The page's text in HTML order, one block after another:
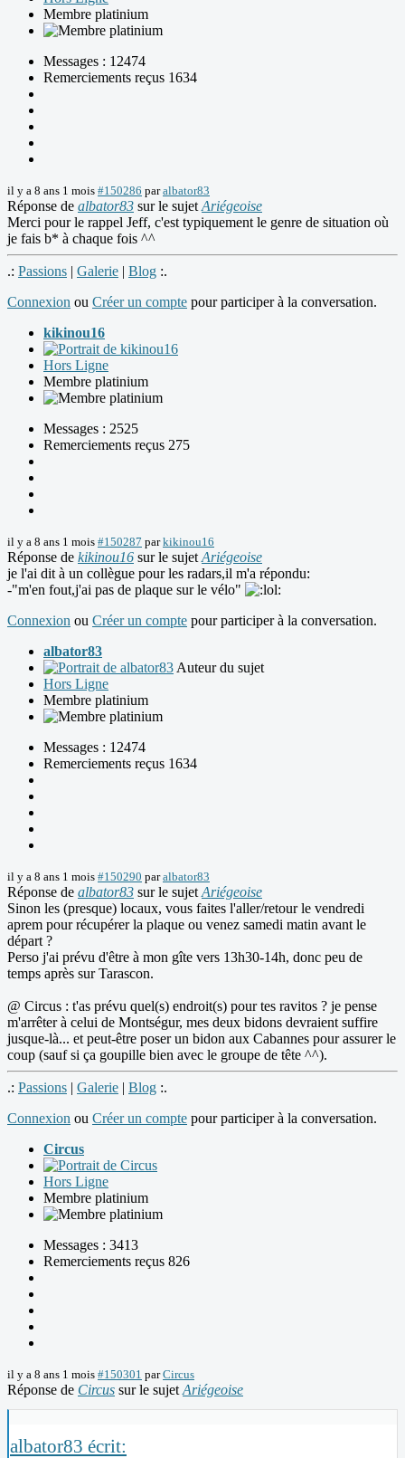
Membre platinium
Messages : 12474
Remerciements reçus 1634
il y a 8 ans 1 mois #150286 paralbator83
Réponse de albator83 sur le sujet Ariégeoise
Merci pour le rappel Jeff, c'est typiquement le genre de situation où
je fais b* à chaque fois ^^
.: Passions | Galerie | Blog :.
Connexion ou Créer un compte pour participer à la conversation.
kikinou16
Hors Ligne
Membre platinium
Messages : 2525
Remerciements reçus 275
il y a 8 ans 1 mois #150287 parkikinou16
Réponse de kikinou16 sur le sujet Ariégeoise
je l'ai dit à un collègue pour les radars,il m'a répondu:
-"m'en fout,j'ai pas de plaque sur le vélo"
Connexion ou Créer un compte pour participer à la conversation.
albator83
Auteur du sujet
Hors Ligne
Membre platinium
Messages : 12474
Remerciements reçus 1634
il y a 8 ans 1 mois #150290 paralbator83
Réponse de albator83 sur le sujet Ariégeoise
Sinon les (presque) locaux, vous faites l'aller/retour le vendredi
aprem pour récupérer la plaque ou venez samedi matin avant le
départ ?
Perso j'ai prévu d'être à mon gîte vers 13h30-14h, donc peu de
temps après sur Tarascon.
@ Circus : t'as prévu quel(s) endroit(s) pour tes ravitos ? je pense
m'arrêter à celui de Montségur, mes deux bidons devraient suffire
jusque-là... et peut-être poser un bidon aux Cabannes pour assurer le
coup (sauf si ça goupille bien avec le groupe de tête ^^).
.: Passions | Galerie | Blog :.
Connexion ou Créer un compte pour participer à la conversation.
Circus
Hors Ligne
Membre platinium
Messages : 3413
Remerciements reçus 826
il y a 8 ans 1 mois #150301 parCircus
Réponse de Circus sur le sujet Ariégeoise
albator83 écrit: